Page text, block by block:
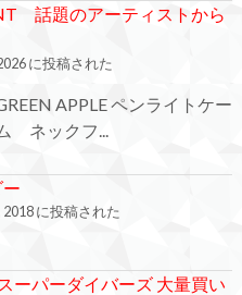
話題のアーティストから
に投稿された
APPLE ペンライトケー
ネックフ...
2018 に投稿された
ーパーダイバーズ 大量買い